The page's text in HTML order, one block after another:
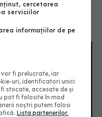
cercetarea
serviciilor
informațiilor de pe
fi prelucrate, iar
uri, identificatori unici
stocate, accesate de și
pot fi folosite în mod
noștri putem folosi
Lista partenerilor.